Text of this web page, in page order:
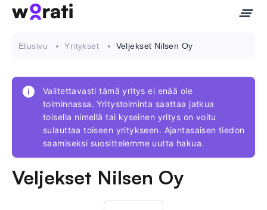
Ota meihin yhteyttä
Tietoa meistä
Etusivu Yritykset Veljekset Nilsen Oy
Valitettavasti tämä yritys ei enää ole
toiminnassa. Yritystoiminta saattaa jatkua
toisella nimellä tai kyseinen yritys on voitu
sulauttaa toiseen yritykseen. Ajantasaisen tiedon
saamiseksi suosittelemme uutta hakua.
Veljekset Nilsen Oy